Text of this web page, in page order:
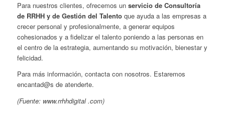
Para nuestros clientes, ofrecemos un servicio de Consultoría
de RRHH y de Gestión del Talento que ayuda a las empresas a
crecer personal y profesionalmente, a generar equipos
cohesionados y a fidelizar el talento poniendo a las personas en
el centro de la estrategia, aumentando su motivación, bienestar y
felicidad.
Para más información, contacta con nosotros. Estaremos
encantad@s de atenderte.
(Fuente: www.rrhhdigital .com)